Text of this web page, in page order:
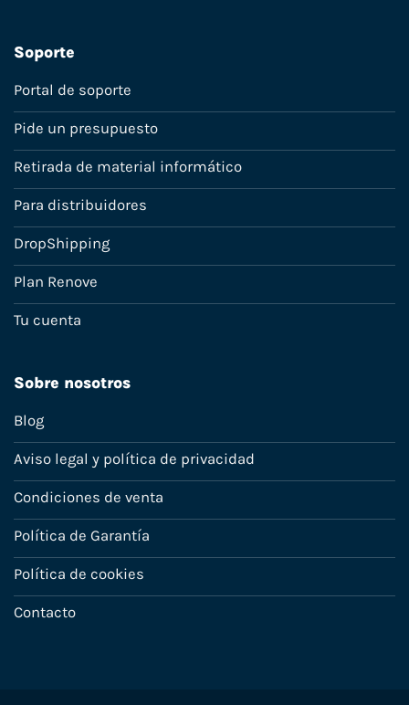
Soporte
Portal de soporte
Pide un presupuesto
Retirada de material informático
Para distribuidores
DropShipping
Plan Renove
Tu cuenta
Sobre nosotros
Blog
Aviso legal y política de privacidad
Condiciones de venta
Política de Garantía
Política de cookies
Contacto